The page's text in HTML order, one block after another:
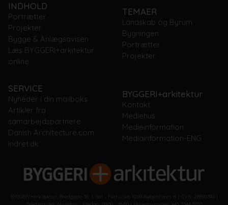
INDHOLD
Portrætter
Projekter
Bygge & Anlægsavisen
Læs BYGGERI+arkitektur
online
TEMAER
Landskab og Byrum
Bygningen
Portrætter
Projekter
SERVICE
Nyheder i din mailboks
Artikler fra
samarbejdspartnere
Danish Architecture.com
Indret.dk
BYGGERI+arkitektur
Kontakt
Mediehus
Medieinformation
Mediainformation-ENG
BYGGERI+arkitektur, Bredgade 36. 1. Sal - Forhuset, 1260 København K | CVR: 28890346 |